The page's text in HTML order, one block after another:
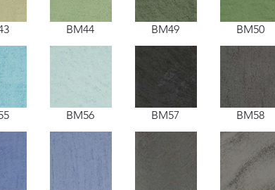
BM44
BM56
BM49
BM57
BM50
BM58